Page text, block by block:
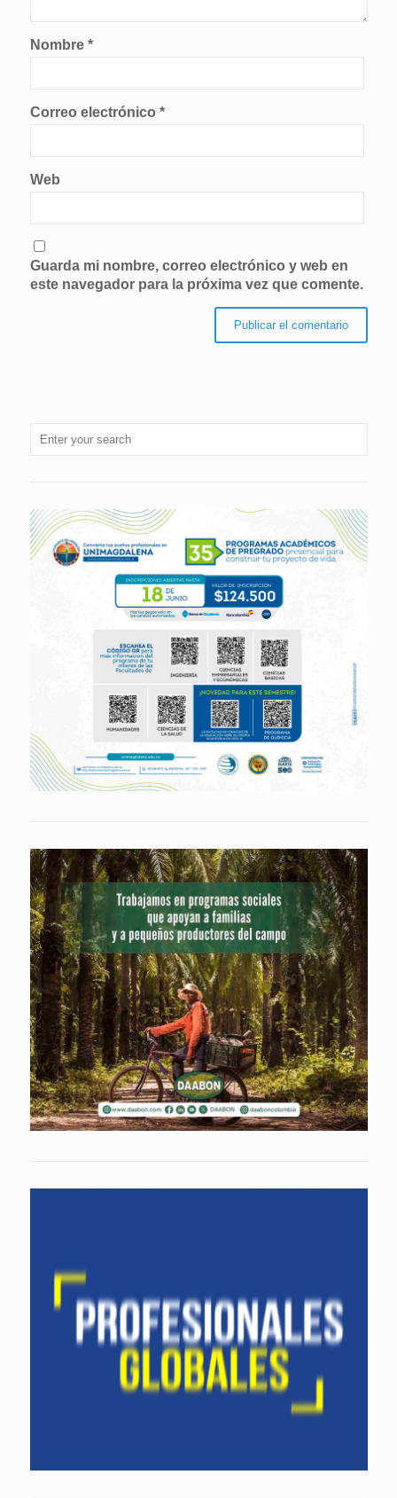
Nombre *
Correo electrónico *
Web
Guarda mi nombre, correo electrónico y web en
este navegador para la próxima vez que comente.